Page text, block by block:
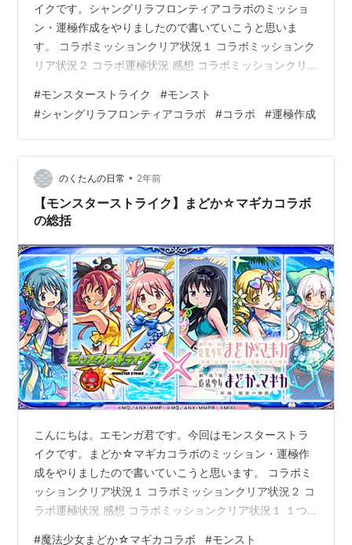
イクです。シャングリラフロンティアコラボのミッショ
ン・運極作成をやりましたので書いていこうと思いま
す。 コラボミッションクリア状況１ コラボミッションク
リア状況２ コラボ運極状況 感想 コラボミッションクリ
エストクリア、ヴァイスアッシュの試練達成などでポイ
ントを獲得し、アイテムやスキルを開放するものとなっ
ています。 コラボミッションクリア状況２ 追加の超究極
で第３形態のウェザエモンが登場しました。適正キャラ
がローザしか所持していなかったので、マルチで募集を
行いキャラをお借りしました。ソロで出…
#モンスターストライク #モンスト
#シャングリラフロンティアコラボ #コラボ #運極作成
のくたんの日常 • 2年前
【モンスターストライク】まどか☆マギカコラボ
の総括
こんにちは。エモンガ君です。今回はモンスターストラ
イクです。まどか☆マギカコラボのミッション・運極作
成をやりましたので書いていこうと思います。 コラボミ
ッションクリア状況１ コラボミッションクリア状況２ コ
ラボ運極状況 感想 コラボミッションクリア状況１ １つ
#魔法少女まどか☆マギカコラボ #モンスト